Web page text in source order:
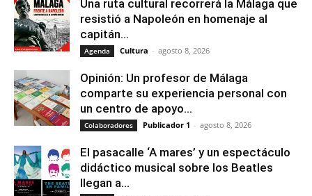
Una ruta cultural recorrerá la Málaga que
resistió a Napoleón en homenaje al
capitán...
Agenda Cultura - agosto 8, 2026
Opinión: Un profesor de Málaga
comparte su experiencia personal con
un centro de apoyo...
Colaboradores Publicador 1 - agosto 8, 2026
El pasacalle ‘A mares’ y un espectáculo
didáctico musical sobre los Beatles
llegan a...